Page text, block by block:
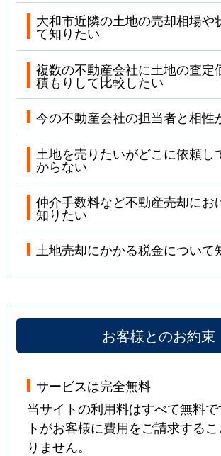
大和市近隣の土地の売却相場や
て知りたい
複数の不動産会社に土地の査定
積もりして比較したい
今の不動産会社の担当者と相性
土地を売りたいがどこに依頼し
からない
仲介手数料など不動産売却にお
知りたい
土地売却にかかる税金について
お客様とのお約束
サービスは完全無料
当サイトの利用料はすべて無料
トがお客様に費用をご請求する
りません。